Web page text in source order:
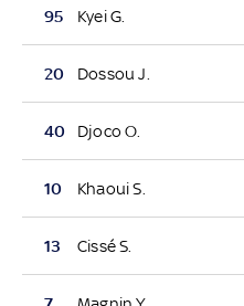
95 Kyei G.
20 Dossou J.
40 Djoco O.
10 Khaoui S.
13 Cissé S.